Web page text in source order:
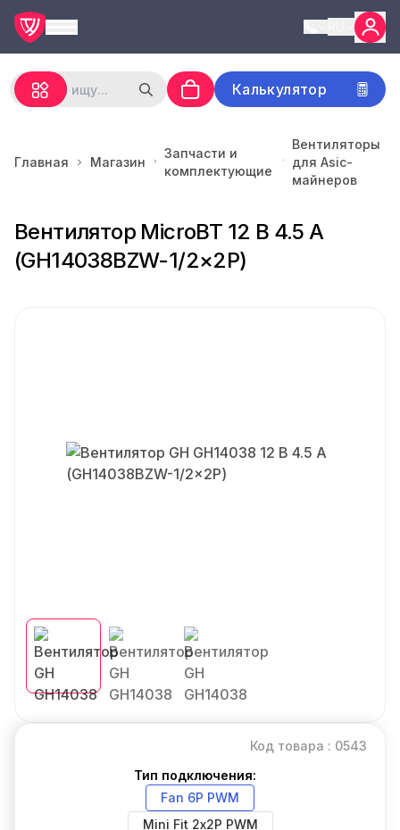
Калькулятор
Главная Магазин
Запчасти и
комплектующие
Вентиляторы
для Asic-
майнеров
Вентилятор MicroBT 12 В 4.5 А
(GH14038BZW-1/2×2P)
Код товара : 0543
Тип подключения:
Fan 6P PWM
Mini Fit 2х2P PWM